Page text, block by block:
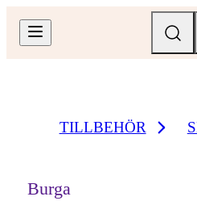
TILLBEHÖR
Burga